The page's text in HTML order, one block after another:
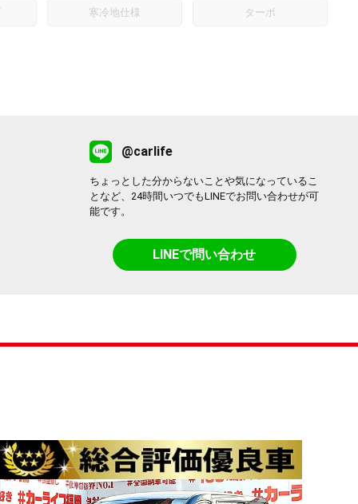
寒冷地仕様 ターボ
@carlife
ちょっとした分からないことや気になっているこ
となど、24時間いつでもLINEでお問い合わせが可
能です。
LINEで問い合わせ